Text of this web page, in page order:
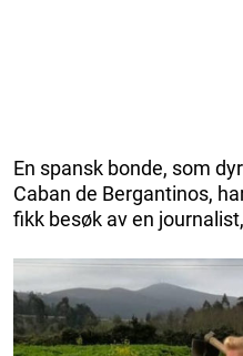
En spansk bonde, som
Caban de Bergantinos,
fikk besøk av en